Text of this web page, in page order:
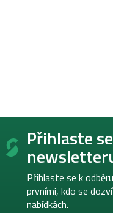
Z
Přihlaste
Přihlaste se k
prvními, kdo se
nabídkách.